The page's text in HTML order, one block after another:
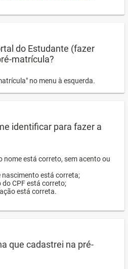
do Estudante (fazer
matrícula?
no menu à esquerda.
identificar para fazer a
nome está correto, sem acento ou
nascimento está correta;
CPF está correto;
está correta.
que cadastrei na pré-